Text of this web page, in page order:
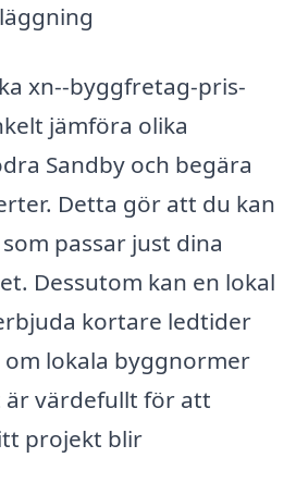
xn--byggfretag-pris-
jämföra olika
Sandby och begära
Detta gör att du kan
passar just dina
Dessutom kan en lokal
kortare ledtider
lokala byggnormer
är värdefullt för att
projekt blir